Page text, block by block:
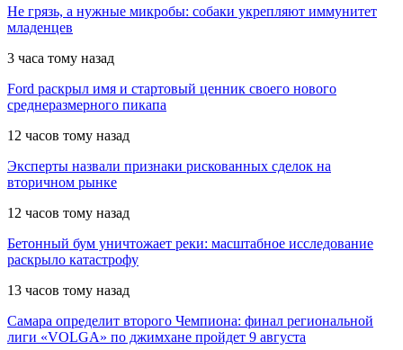
Не грязь, а нужные микробы: собаки укрепляют иммунитет
младенцев
3 часа тому назад
Ford раскрыл имя и стартовый ценник своего нового
среднеразмерного пикапа
12 часов тому назад
Эксперты назвали признаки рискованных сделок на
вторичном рынке
12 часов тому назад
Бетонный бум уничтожает реки: масштабное исследование
раскрыло катастрофу
13 часов тому назад
Самара определит второго Чемпиона: финал региональной
лиги «VOLGA» по джимхане пройдет 9 августа